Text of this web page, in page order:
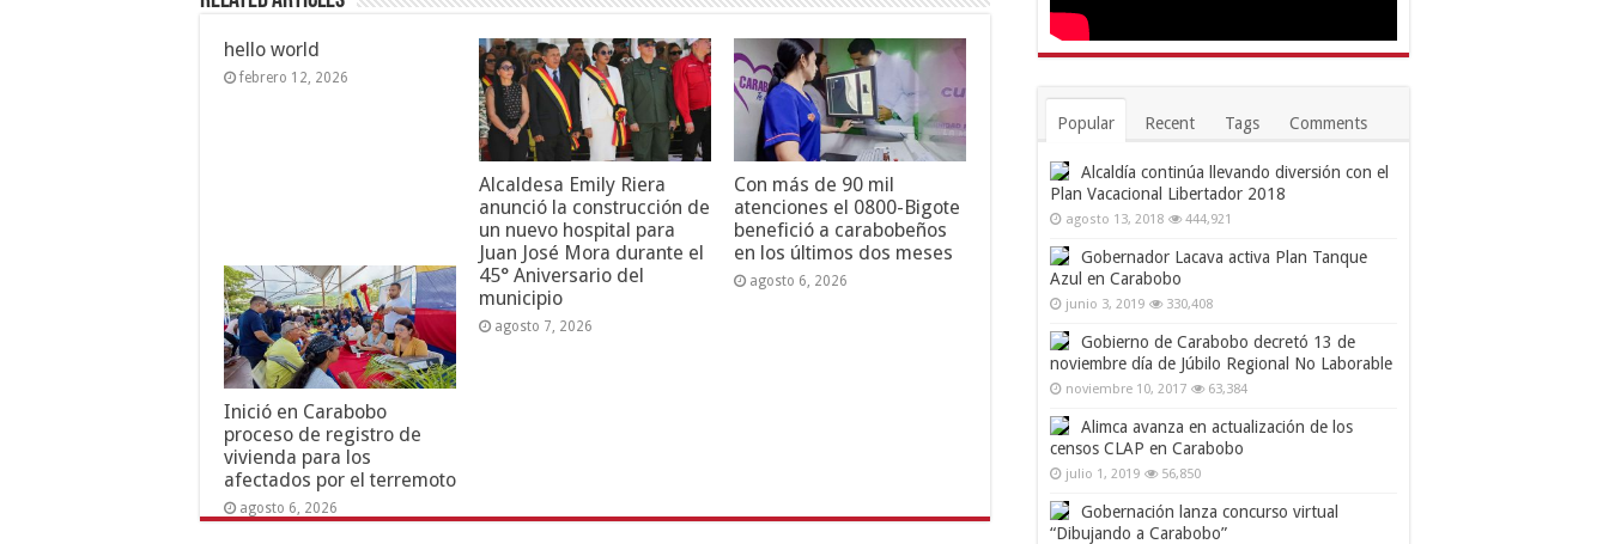
hello world
febrero 12, 2026
Alcaldesa Emily Riera
anunció la construcción de
un nuevo hospital para
Juan José Mora durante el
45° Aniversario del
municipio
agosto 7, 2026
Con más de 90 mil
atenciones el 0800-Bigote
benefició a carabobeños
en los últimos dos meses
agosto 6, 2026
Inició en Carabobo
proceso de registro de
vivienda para los
afectados por el terremoto
agosto 6, 2026
Popular Recent Tags Comments
Alcaldía continúa llevando diversión con el
Plan Vacacional Libertador 2018
agosto 13, 2018 444,921
Gobernador Lacava activa Plan Tanque
Azul en Carabobo
junio 3, 2019 330,408
Gobierno de Carabobo decretó 13 de
noviembre día de Júbilo Regional No Laborable
noviembre 10, 2017 63,384
Alimca avanza en actualización de los
censos CLAP en Carabobo
julio 1, 2019 56,850
Gobernación lanza concurso virtual
“Dibujando a Carabobo”